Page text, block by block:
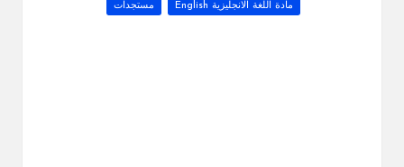
مادة اللغة الانجليزية English مستجدات